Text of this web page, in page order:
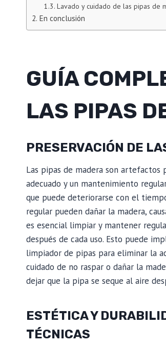
Lavado y cuidado de las pipas de
En conclusión
GUÍA
LAS PIPAS
PRESERVACIÓN DE
Las pipas de madera son artefactos
adecuado y un mantenimiento
que puede deteriorarse con el
regular pueden dañar la madera,
es esencial limpiar y mantener
después de cada uso. Esto puede
limpiador de pipas para eliminar la
cuidado de no raspar o dañar la
dejar que la pipa se seque al aire
ESTÉTICA Y
TÉCNICAS